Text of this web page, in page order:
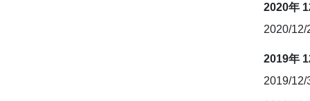
2020年
2020/12/
2019年
2019/12/